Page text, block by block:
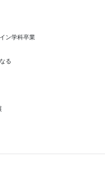
学科卒業
る